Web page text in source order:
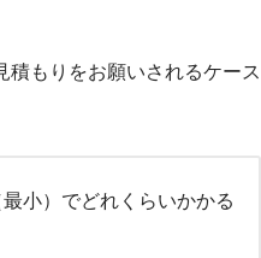
積もりをお願いされるケース
小）でどれくらいかかる